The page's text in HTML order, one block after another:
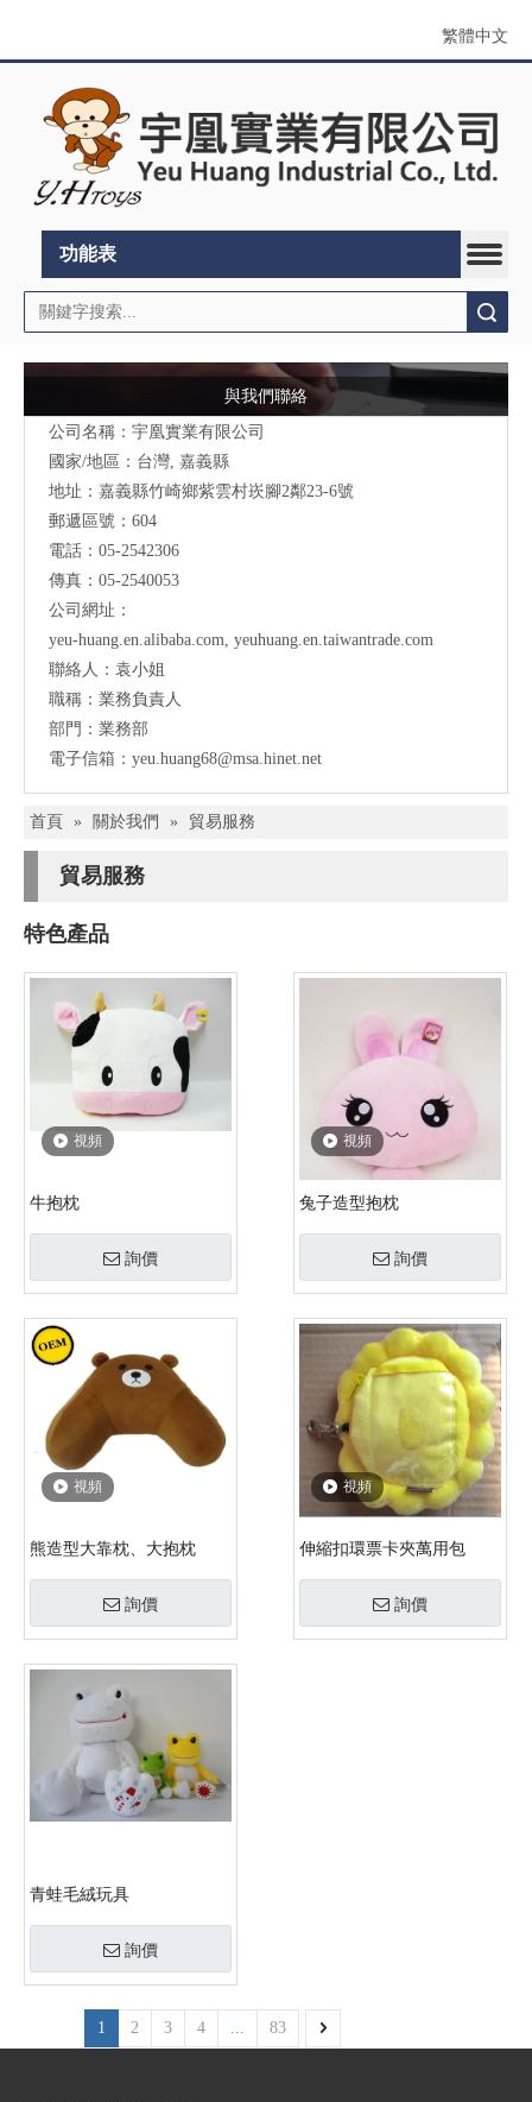
繁體中文
功能表
與我們聯絡
公司名稱：宇凰實業有限公司
國家/地區：台灣, 嘉義縣
地址： 嘉義縣竹崎鄉紫雲村崁腳2鄰23-6號
郵遞區號：604
電話：05-2542306
傳真：05-2540053
公司網址：
yeu-huang.en.alibaba.com, yeuhuang.en.taiwantrade.com
聯絡人：袁小姐
職稱：業務負責人
部門：業務部
電子信箱： yeu.huang68@msa.hinet.net
首頁 » 關於我們 » 貿易服務
貿易服務
特色產品
視頻
牛抱枕
詢價
視頻
兔子造型抱枕
詢價
視頻
熊造型大靠枕、大抱枕
詢價
視頻
伸縮扣環票卡夾萬用包
詢價
青蛙毛絨玩具
詢價
1 2 3 4 ... 83